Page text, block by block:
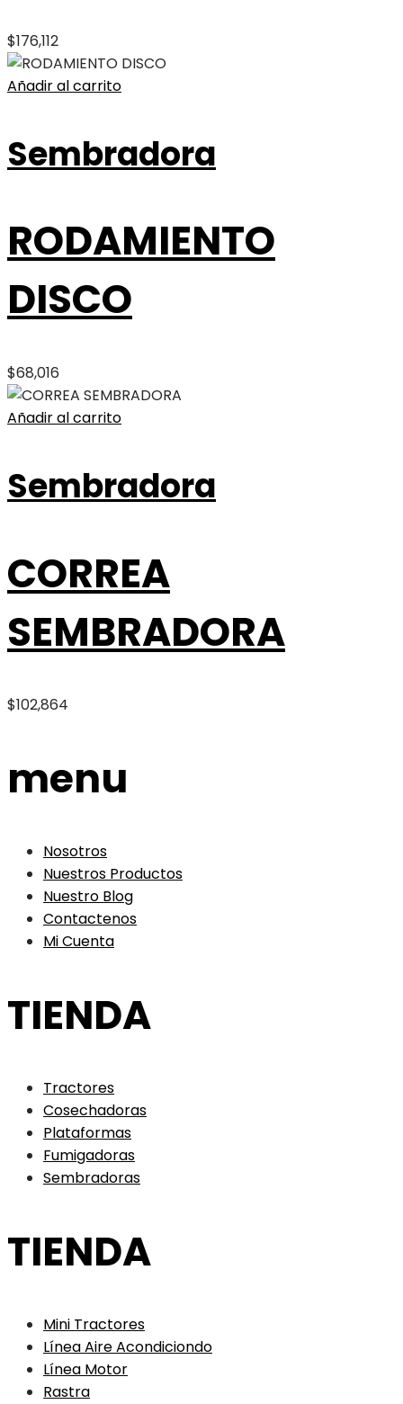
$176,112
Añadir al carrito
Sembradora
RODAMIENTO
DISCO
$68,016
Añadir al carrito
Sembradora
CORREA
SEMBRADORA
$102,864
menu
Nosotros
Nuestros Productos
Nuestro Blog
Contactenos
Mi Cuenta
TIENDA
Tractores
Cosechadoras
Plataformas
Fumigadoras
Sembradoras
TIENDA
Mini Tractores
Línea Aire Acondiciondo
Línea Motor
Rastra